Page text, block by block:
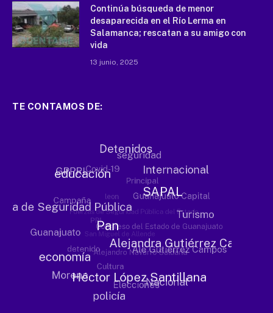
Continúa búsqueda de menor
desaparecida en el Río Lerma en
Salamanca; rescatan a su amigo con
vida
13 junio, 2025
TE CONTAMOS DE: